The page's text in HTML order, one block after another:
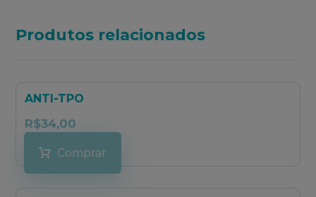
Produtos relacionados
ANTI-TPO
R$34,00
Comprar